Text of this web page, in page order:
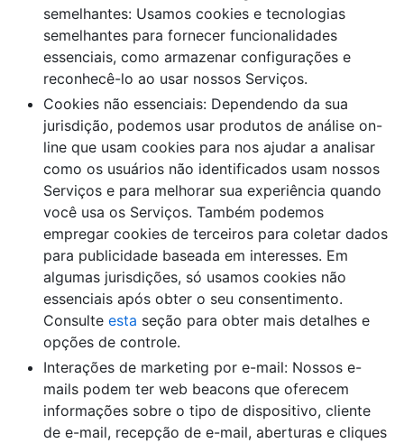
semelhantes: Usamos cookies e tecnologias
semelhantes para fornecer funcionalidades
essenciais, como armazenar configurações e
reconhecê-lo ao usar nossos Serviços.
Cookies não essenciais: Dependendo da sua
jurisdição, podemos usar produtos de análise on-
line que usam cookies para nos ajudar a analisar
como os usuários não identificados usam nossos
Serviços e para melhorar sua experiência quando
você usa os Serviços. Também podemos
empregar cookies de terceiros para coletar dados
para publicidade baseada em interesses. Em
algumas jurisdições, só usamos cookies não
essenciais após obter o seu consentimento.
Consulte esta seção para obter mais detalhes e
opções de controle.
Interações de marketing por e-mail: Nossos e-
mails podem ter web beacons que oferecem
informações sobre o tipo de dispositivo, cliente
de e-mail, recepção de e-mail, aberturas e cliques